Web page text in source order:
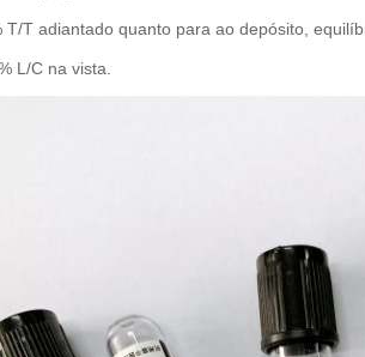
T/T adiantado quanto para ao depósito,
L/C na vista.